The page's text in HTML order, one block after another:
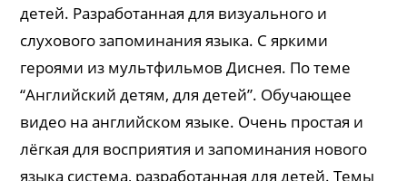
детей. Разработанная для визуального и
слухового запоминания языка. С яркими
героями из мультфильмов Диснея. По теме
“Английский детям, для детей”. Обучающее
видео на английском языке. Очень простая и
лёгкая для восприятия и запоминания нового
языка система, разработанная для детей. Темы